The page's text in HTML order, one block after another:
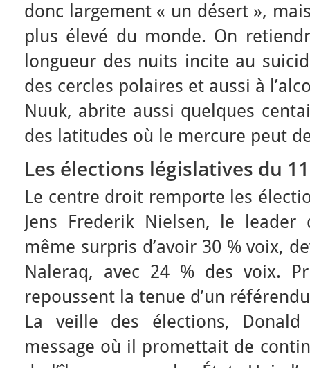
donc largement « un désert »,
plus élevé du monde. On
longueur des nuits incite au
des cercles polaires et aussi à
Nuuk, abrite aussi quelques
des latitudes où le mercure peut
Les élections législatives du
Le centre droit remporte les
Jens Frederik Nielsen, le
même surpris d’avoir 30 % voix,
Naleraq, avec 24 % des voix.
repoussent la tenue d’un
La veille des élections,
message où il promettait de